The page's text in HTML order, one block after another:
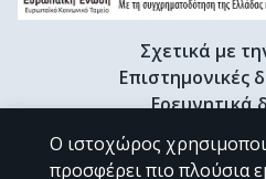
Σχετικά με
Επιστημονικές
Ερευνητικά
Διδακτορικές διατριβές
Προφίλ
Ο ιστοχώρος
προσφέρει πιο πλούσια